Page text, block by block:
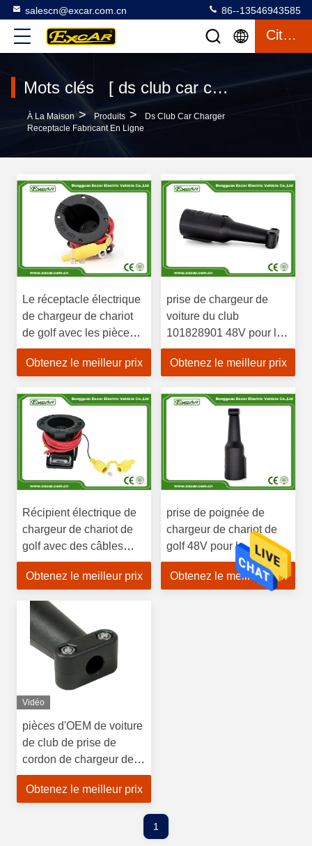
salescn@excar.com.cn 86--13546943585
Citation
Mots clés [ ds club car charger receptacle ] Le match 5 produits
À La Maison > Produits >
Ds Club Car Charger
Receptacle Fabricant En Ligne
Le réceptacle électrique
de chargeur de chariot
de golf avec les pièces
DS de voiture de club de
câbles 101802101
Obtenez le meilleur prix
prise de chargeur de
voiture du club
101828901 48V pour les
chariots de golf
précédents de DS
Obtenez le meilleur prix
Récipient électrique de
chargeur de chariot de
golf avec des câbles
pour les parties
101802101 de chargeur
Obtenez le meilleur prix
prise de poignée de
chargeur de chariot de
golf 48V pour le
précédent 101828901
de DS de voiture de club
Obtenez le meilleur prix
Vidéo
pièces d'OEM de voiture
de club de prise de
cordon de chargeur de
chariot de golf 48V pour
le précédent 101828901
Obtenez le meilleur prix
1